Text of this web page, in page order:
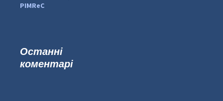
PIMReC
Останні
коментарі